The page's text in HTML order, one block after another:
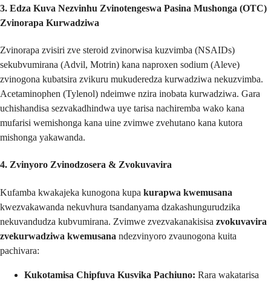
3. Edza Kuva Nezvinhu Zvinotengeswa Pasina Mushonga (OTC)
Zvinorapa Kurwadziwa
Zvinorapa zvisiri zve steroid zvinorwisa kuzvimba (NSAIDs)
sekubvumirana (Advil, Motrin) kana naproxen sodium (Aleve)
zvinogona kubatsira zvikuru mukuderedza kurwadziwa nekuzvimba.
Acetaminophen (Tylenol) ndeimwe nzira inobata kurwadziwa. Gara
uchishandisa sezvakadhindwa uye tarisa nachiremba wako kana
mufarisi wemishonga kana uine zvimwe zvehutano kana kutora
mishonga yakawanda.
4. Zvinyoro Zvinodzosera & Zvokuvavira
Kufamba kwakajeka kunogona kupa kurapwa kwemusana
kwezvakawanda nekuvhura tsandanyama dzakashungurudzika
nekuvandudza kubvumirana. Zvimwe zvezvakanakisisa zvokuvavira
zvekurwadziwa kwemusana ndezvinyoro zvaunogona kuita
pachivara:
Kukotamisa Chipfuva Kusvika Pachiuno: Rara wakatarisa